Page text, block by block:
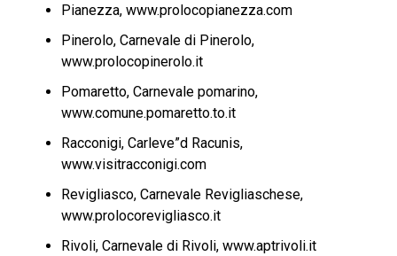
Pianezza, www.prolocopianezza.com
Pinerolo, Carnevale di Pinerolo,
www.prolocopinerolo.it
Pomaretto, Carnevale pomarino,
www.comune.pomaretto.to.it
Racconigi, Carleve”d Racunis,
www.visitracconigi.com
Revigliasco, Carnevale Revigliaschese,
www.prolocorevigliasco.it
Rivoli, Carnevale di Rivoli, www.aptrivoli.it